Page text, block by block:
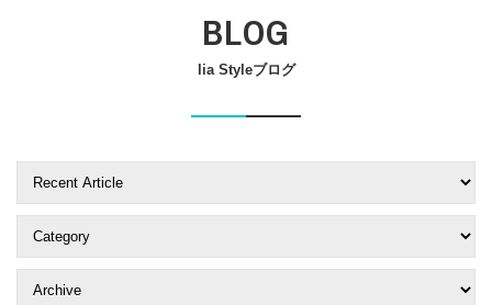
CONTACT
CLOSE
BLOG
lia Styleブログ